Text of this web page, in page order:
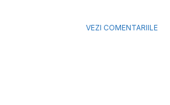
VEZI COMENTARIILE